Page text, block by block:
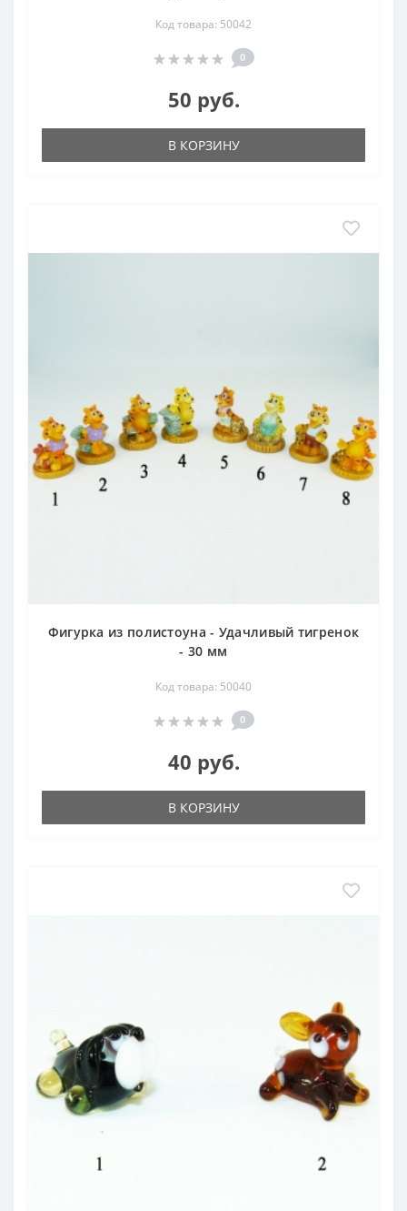
Код товара: 50042
0
50 руб.
В КОРЗИНУ
Фигурка из полистоуна - Удачливый тигренок
- 30 мм
Код товара: 50040
0
40 руб.
В КОРЗИНУ